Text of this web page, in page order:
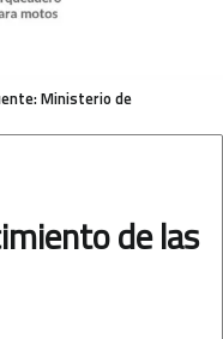
Ministerio de
de las